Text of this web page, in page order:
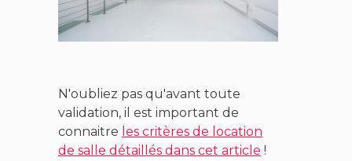
N'oubliez pas qu'avant toute
validation, il est important de
connaitre les critères de location
de salle détaillés dans cet article !